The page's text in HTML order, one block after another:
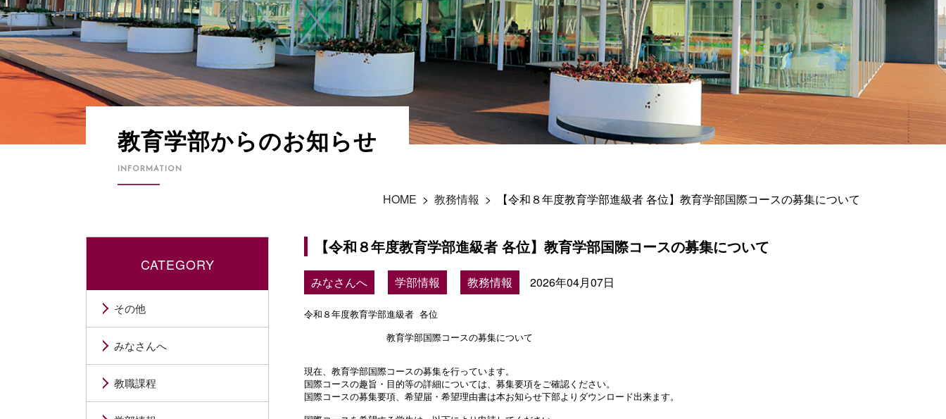
HOME > 教務情報 > 【令和８年度教育学部進級者 各位】教育学部国際コースの募集について
教育学部からのお知らせ
INFORMATION
CATEGORY
その他
みなさんへ
教職課程
【令和８年度教育学部進級者 各位】教育学部国際コースの募集について
みなさんへ 学部情報 教務情報 2026年04月07日
令和８年度教育学部進級者 各位
教育学部国際コースの募集について
現在、教育学部国際コースの募集を行っています。
国際コースの趣旨・目的等の詳細については、募集要項をご確認ください。
国際コースの募集要項、希望届・希望理由書は本お知らせ下部よりダウンロード出来ます。